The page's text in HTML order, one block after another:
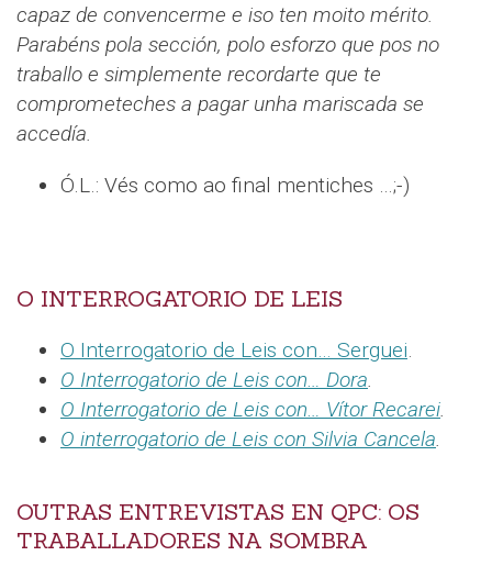
capaz de convencerme e iso ten moito mérito.
Parabéns pola sección, polo esforzo que pos no
traballo e simplemente recordarte que te
comprometeches a pagar unha mariscada se
accedía.
Ó.L.: Vés como ao final mentiches …;-)
O INTERROGATORIO DE LEIS
O Interrogatorio de Leis con… Serguei.
O Interrogatorio de Leis con… Dora.
O Interrogatorio de Leis con… Vítor Recarei.
O interrogatorio de Leis con Silvia Cancela.
OUTRAS ENTREVISTAS EN QPC: OS
TRABALLADORES NA SOMBRA